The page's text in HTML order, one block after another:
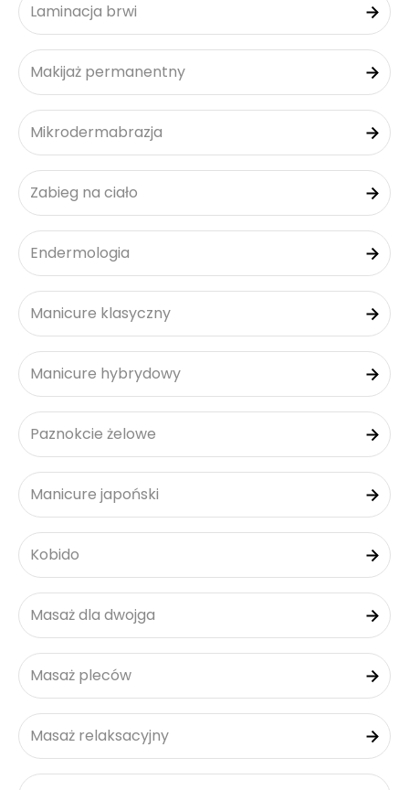
Laminacja brwi
Makijaż permanentny
Mikrodermabrazja
Zabieg na ciało
Endermologia
Manicure klasyczny
Manicure hybrydowy
Paznokcie żelowe
Manicure japoński
Kobido
Masaż dla dwojga
Masaż pleców
Masaż relaksacyjny